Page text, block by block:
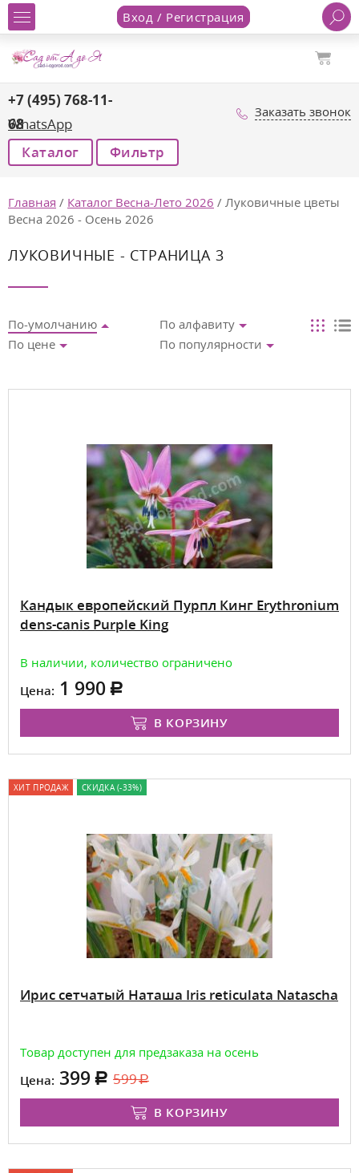
Вход / Регистрация
+7 (495) 768-11-
68
WhatsApp
Заказать звонок
Каталог Фильтр
Главная / Каталог Весна-Лето 2026 / Луковичные цветы
Весна 2026 - Осень 2026
ЛУКОВИЧНЫЕ - СТРАНИЦА 3
По-умолчанию
По алфавиту
По цене
По популярности
Кандык европейский Пурпл Кинг Erythronium
dens-canis Purple King
В наличии, количество ограничено
Цена: 1 990
В КОРЗИНУ
ХИТ ПРОДАЖ СКИДКА (-33%)
Ирис сетчатый Наташа Iris reticulata Natascha
Товар доступен для предзаказа на осень
Цена: 399 599
В КОРЗИНУ